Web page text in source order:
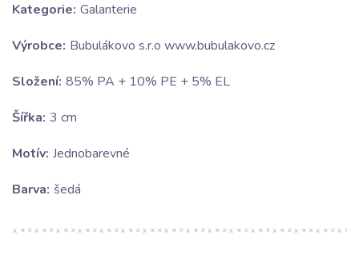
Kategorie: Galanterie
Výrobce: Bubulákovo s.r.o www.bubulakovo.cz
Složení: 85% PA + 10% PE + 5% EL
Šířka: 3 cm
Motív: Jednobarevné
Barva: šedá